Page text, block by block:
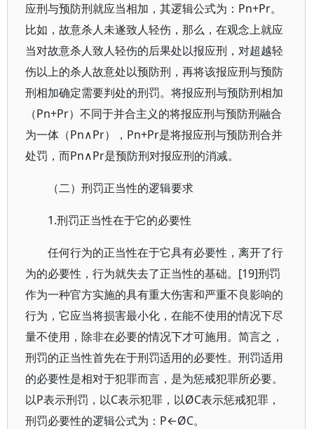
应刑与预防刑就应当相加，其逻辑公式为：Pn+Pr。
比如，故意杀人未遂致人轻伤，那么，在观念上就应
当对故意杀人致人轻伤的后果处以报应刑，对超越轻
伤以上的杀人故意处以预防刑，再将该报应刑与预防
刑相加确定需要判处的刑罚。将报应刑与预防刑相加
（Pn+Pr）不同于并合主义的将报应刑与预防刑融合
为一体（Pn∧Pr），Pn+Pr是将报应刑与预防刑合并
处罚，而Pn∧Pr是预防刑对报应刑的消减。
（二）刑罚正当性的逻辑要求
1.刑罚正当性在于它的必要性
任何行为的正当性在于它具有必要性，离开了行
为的必要性，行为就失去了正当性的基础。[19]刑罚
作为一种官方实施的具有重大伤害和严重不良影响的
行为，它应当将损害最小化，在能不使用的情况下尽
量不使用，除非在必要的情况下才可施用。简言之，
刑罚的正当性首先在于刑罚适用的必要性。刑罚适用
的必要性是相对于犯罪而言，是为惩戒犯罪所必要。
以P表示刑罚，以C表示犯罪，以ØC表示惩戒犯罪，
刑罚必要性的逻辑公式为：P←ØC。